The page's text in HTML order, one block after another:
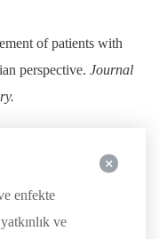
of patients with
perspective. Journal
enfekte
ve